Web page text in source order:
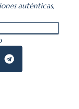
auténticas,